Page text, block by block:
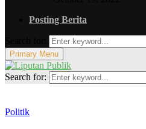
Posting Berita
Primary Menu
Search for:
Politik